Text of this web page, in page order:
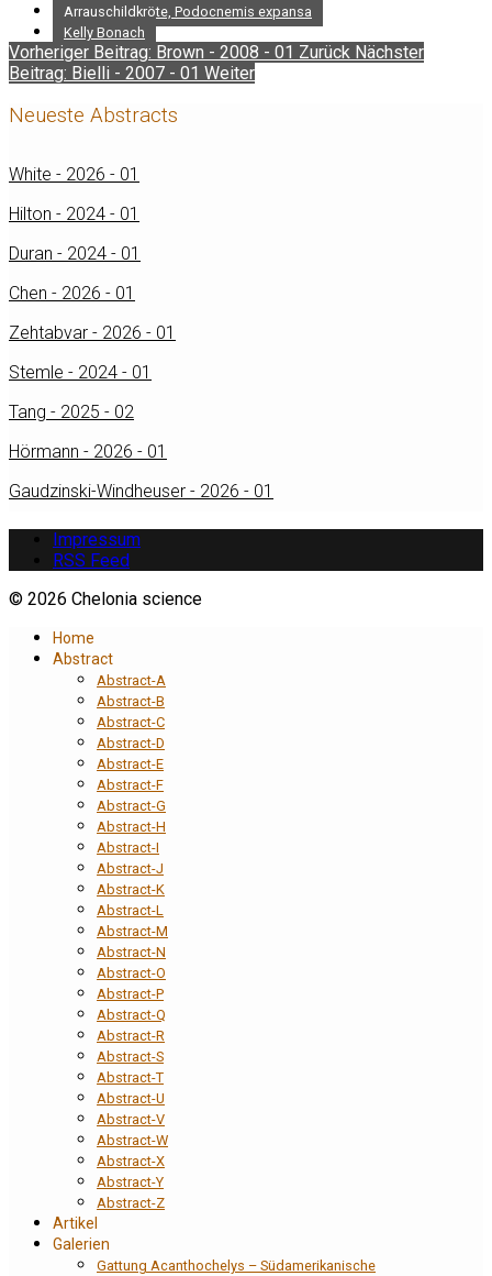
Arrauschildkröte, Podocnemis expansa
Kelly Bonach
Vorheriger Beitrag: Brown - 2008 - 01 Zurück Nächster
Beitrag: Bielli - 2007 - 01 Weiter
Neueste Abstracts
White - 2026 - 01
Hilton - 2024 - 01
Duran - 2024 - 01
Chen - 2026 - 01
Zehtabvar - 2026 - 01
Stemle - 2024 - 01
Tang - 2025 - 02
Hörmann - 2026 - 01
Gaudzinski-Windheuser - 2026 - 01
Impressum
RSS Feed
© 2026 Chelonia science
Home
Abstract
Abstract-A
Abstract-B
Abstract-C
Abstract-D
Abstract-E
Abstract-F
Abstract-G
Abstract-H
Abstract-I
Abstract-J
Abstract-K
Abstract-L
Abstract-M
Abstract-N
Abstract-O
Abstract-P
Abstract-Q
Abstract-R
Abstract-S
Abstract-T
Abstract-U
Abstract-V
Abstract-W
Abstract-X
Abstract-Y
Abstract-Z
Artikel
Galerien
Gattung Acanthochelys – Südamerikanische